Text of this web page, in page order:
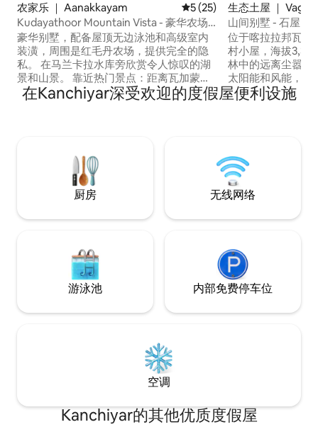
农家乐 ｜ Aanakkayam 平均评分 5 分（满分 5 分）
5 (25)
Kudayathoor Mountain Vista - 豪华农场
住宿
豪华别墅，配备屋顶无边泳池和高级室内
装潢，周围是红毛丹农场，提供完全的隐
私。 在马兰卡拉水库旁欣赏令人惊叹的湖
景和山景。 靠近热门景点：距离瓦加蒙
（Vagamon）30公里，距离
Ilaveezhapoonchira 20公里，距离Illikkal
Kallu的徒步旅行和吉普车之旅。 在我们位
于著名电影拍摄地Kudayathoor的别墅体
验完美的自然奢华
生态土屋 ｜
山间别墅 - 石屋
位于喀拉拉邦瓦加
村小屋，海拔
林中的远离尘嚣
太阳能和风能，由
直供美食，没有电
间小屋曾经是一
的犀鸟鸣叫、银河
离尘世的感觉。
在Kanchiyar深受欢迎的度假屋便利设施
厨房 无线网络
游泳池 内部免费停车位
空调
Kanchiyar的其他优质度假屋